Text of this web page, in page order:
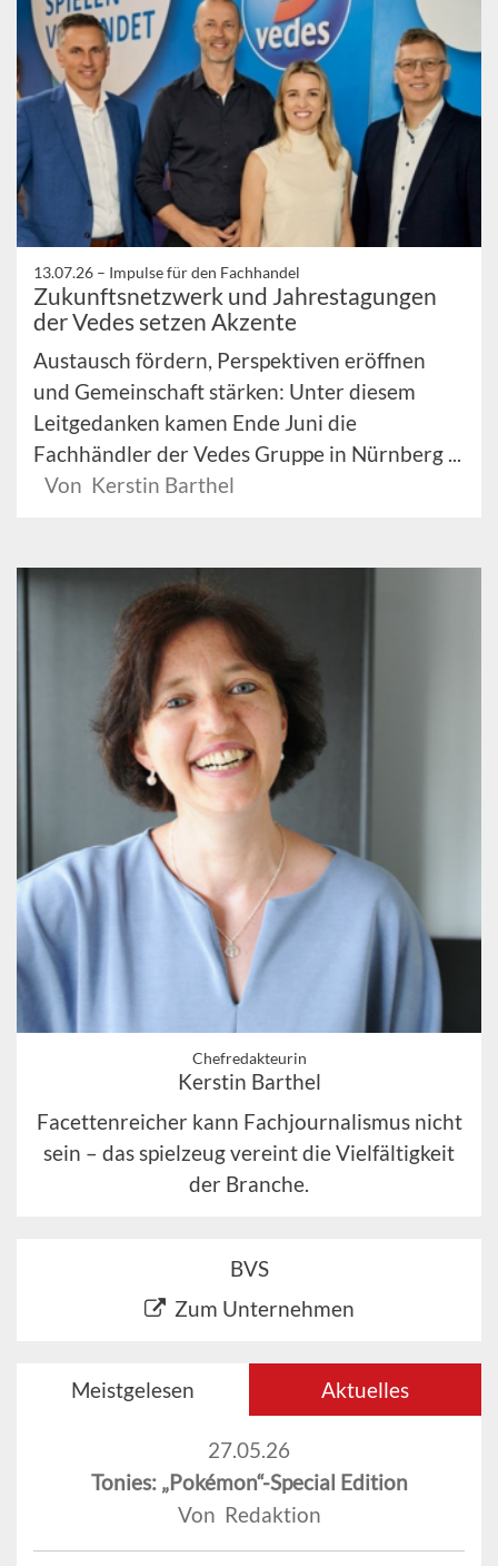
13.07.26 – Impulse für den Fachhandel
Zukunftsnetzwerk und Jahrestagungen
der Vedes setzen Akzente
Austausch fördern, Perspektiven eröffnen
und Gemeinschaft stärken: Unter diesem
Leitgedanken kamen Ende Juni die
Fachhändler der Vedes Gruppe in Nürnberg ...
Von Kerstin Barthel
Chefredakteurin
Kerstin Barthel
Facettenreicher kann Fachjournalismus nicht
sein – das spielzeug vereint die Vielfältigkeit
der Branche.
BVS
Zum Unternehmen
Meistgelesen Aktuelles
27.05.26
Tonies: „Pokémon“-Special Edition
Von Redaktion